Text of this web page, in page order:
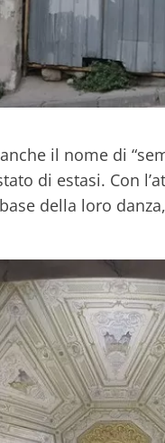
il nome di
di estasi. Con
della loro